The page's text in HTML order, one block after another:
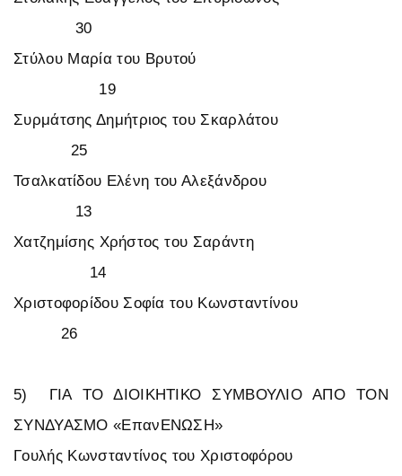
30
Στύλου Μαρία του Βρυτού
19
Συρμάτσης Δημήτριος του Σκαρλάτου
25
Τσαλκατίδου Ελένη του Αλεξάνδρου
13
Χατζημίσης Χρήστος του Σαράντη
14
Χριστοφορίδου Σοφία του Κωνσταντίνου
26
5) ΓΙΑ ΤΟ ΔΙΟΙΚΗΤΙΚΟ ΣΥΜΒΟΥΛΙΟ ΑΠΟ ΤΟΝ
ΣΥΝΔΥΑΣΜΟ «ΕπανΕΝΩΣΗ»
Γουλής Κωνσταντίνος του Χριστοφόρου